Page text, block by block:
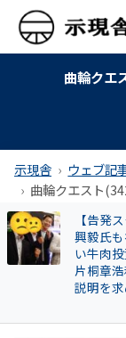
曲輪クエ
示現舎 ウェブ記
曲輪クエスト
【告発
興毅氏
い牛肉
片桐章
説明を